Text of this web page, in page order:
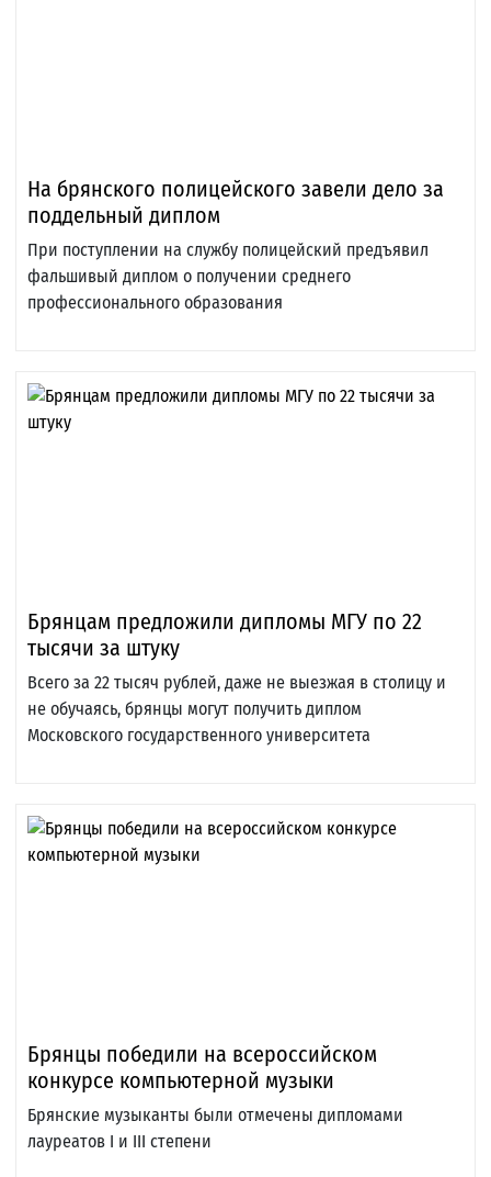
На брянского полицейского завели дело за
поддельный диплом
При поступлении на службу полицейский предъявил
фальшивый диплом о получении среднего
профессионального образования
Брянцам предложили дипломы МГУ по 22
тысячи за штуку
Всего за 22 тысяч рублей, даже не выезжая в столицу и
не обучаясь, брянцы могут получить диплом
Московского государственного университета
Брянцы победили на всероссийском
конкурсе компьютерной музыки
Брянские музыканты были отмечены дипломами
лауреатов I и III степени